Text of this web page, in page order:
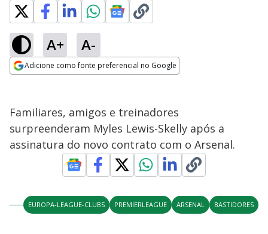
A+ A-
Adicione como fonte preferencial no Google
Familiares, amigos e treinadores
surpreenderam Myles Lewis-Skelly após a
assinatura do novo contrato com o Arsenal.
EUROPA-LEAGUE-CLUBS PREMIERLEAGUE ARSENAL BASTIDORES